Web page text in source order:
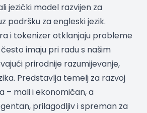
jezički model razvijen za
podršku za engleski jezik.
i tokenizer otklanjaju probleme
imaju pri radu s našim
prirodnije razumijevanje,
Predstavlja temelj za razvoj
– mali i ekonomičan, a
prilagodljiv i spreman za